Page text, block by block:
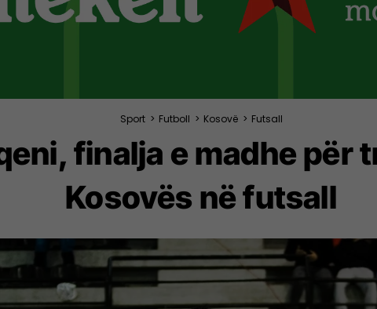
Sport > Futboll > Kosovë > Futsall
finalja e madhe për
Kosovës në futsall